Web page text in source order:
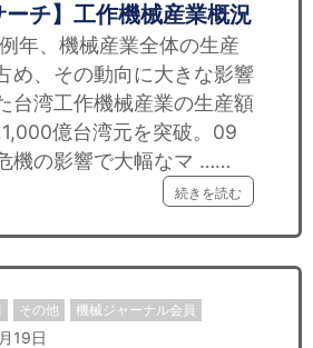
ーチ】工作機械産業概況
、機械産業全体の生産
め、その動向に大きな影響
台湾工作機械産業の生産額
億台湾元を突破。09
機の影響で大幅なマ ……
続きを読む
その他 機械ジャーナル会員
19日